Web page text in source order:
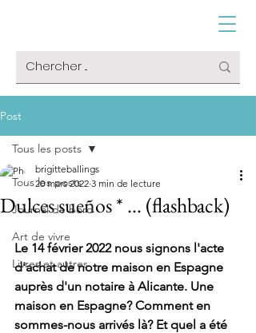
Post
Tous les posts
Journal de bord
Art de vivre
Livres et autres
Tous les posts
Dulces sueños * ... (flashback)
brigitteballings
20 mars 2022 3 min de lecture
Le 14 février 2022 nous signons l'acte
d'achat de notre maison en Espagne
auprès d'un notaire à Alicante. Une
maison en Espagne? Comment en
sommes-nous arrivés là? Et quel a été